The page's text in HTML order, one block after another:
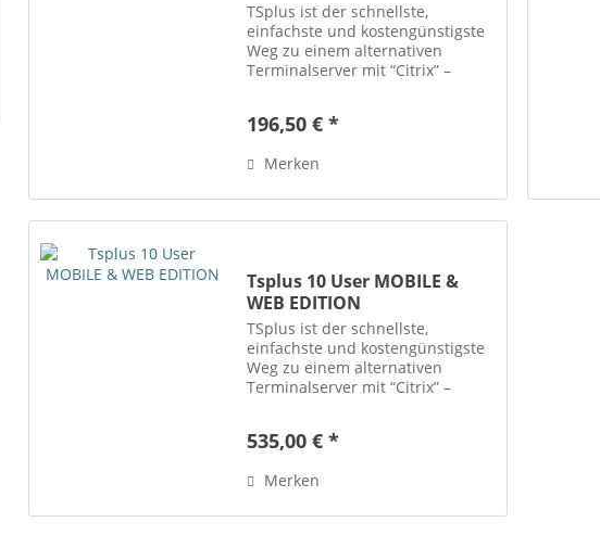
TSplus ist der schnellste,
einfachste und kostengünstigste
Weg zu einem alternativen
Terminalserver mit “Citrix” –
auf einem “Server” ab Windows 7
196,50 € *
Merken
Tsplus 10 User MOBILE &
WEB EDITION
TSplus ist der schnellste,
einfachste und kostengünstigste
Weg zu einem alternativen
Terminalserver mit “Citrix” –
auf einem “Server” ab Windows 7
535,00 € *
Merken